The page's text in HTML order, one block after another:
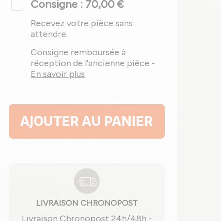
Consigne : 70,00 €
Recevez votre pièce sans
attendre.
Consigne remboursée à
réception de l'ancienne pièce -
En savoir plus
AJOUTER AU PANIER
LIVRAISON CHRONOPOST
Livraison Chronopost 24h/48h -